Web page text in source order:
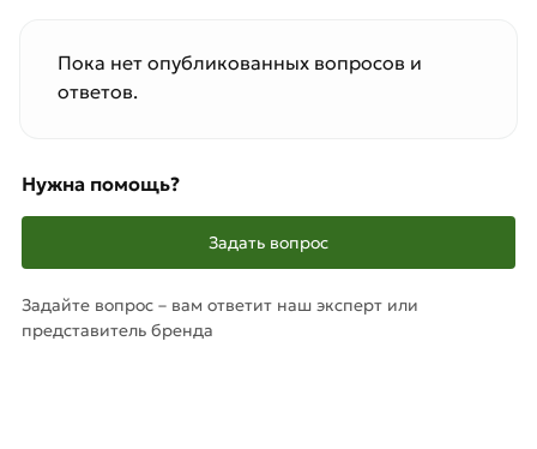
Пока нет опубликованных вопросов и
ответов.
Нужна помощь?
Задать вопрос
Задайте вопрос – вам ответит наш эксперт или
представитель бренда